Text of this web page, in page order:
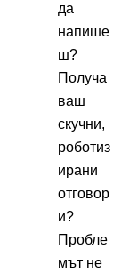
да
напише
ш?
Получа
ваш
скучни,
роботиз
ирани
отговор
и?
Пробле
мът не